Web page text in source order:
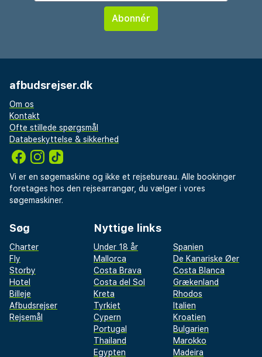
afbudsrejser.dk
Om os
Kontakt
Ofte stillede spørgsmål
Databeskyttelse & sikkerhed
Vi er en søgemaskine og ikke et rejsebureau. Alle bookinger
foretages hos den rejsearrangør, du vælger i vores
søgemaskiner.
Søg
Charter
Fly
Storby
Hotel
Billeje
Afbudsrejser
Rejsemål
Nyttige links
Under 18 år
Spanien
Mallorca
De Kanariske Øer
Costa Brava
Costa Blanca
Costa del Sol
Grækenland
Kreta
Rhodos
Tyrkiet
Italien
Cypern
Kroatien
Portugal
Bulgarien
Thailand
Marokko
Egypten
Madeira